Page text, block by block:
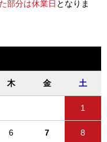
部分は休業日 となりま
木 金 土
1
6 7 8